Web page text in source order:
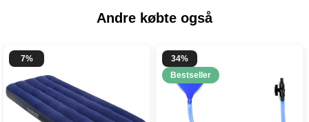
Andre købte også
7%
34%
Bestseller